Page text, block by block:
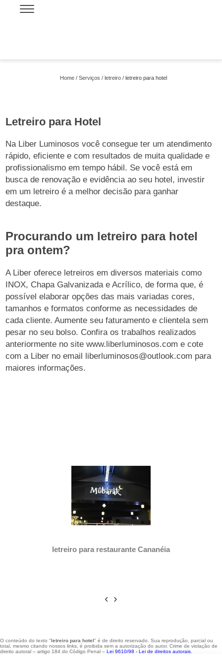
Home Serviços letreiro letreiro para hotel
Letreiro para Hotel
Na Liber Luminosos você consegue ter um atendimento
rápido, eficiente e com resultados de muita qualidade e
profissionalismo em tempo hábil. Se você está em
busca de renovação e evidência ao seu hotel, investir
em um letreiro é a melhor decisão para ganhar
destaque.
Procurando um letreiro para hotel
pra ontem?
A Liber oferece letreiros em diversos materiais como
INOX, Chapa Galvanizada e Acrílico, de forma que, é
possível elaborar opções das mais variadas cores,
tamanhos e formatos conforme as necessidades de
cada cliente. Aumente seu faturamento e clientela sem
pesar no seu bolso. Confira os trabalhos realizados
anteriormente no site www.liberluminosos.com e cote
com a Liber no email liberluminosos@outlook.com para
maiores informações.
letreiro para restaurante Cananéia
‹ ›
O conteúdo do texto "letreiro para hotel" é de direito reservado. Sua reprodução, parcial ou
total, mesmo citando nossos links, é proibida sem a autorização do autor. Crime de violação de
direito autoral – artigo 184 do Código Penal – Lei 9610/98 - Lei de direitos autorais